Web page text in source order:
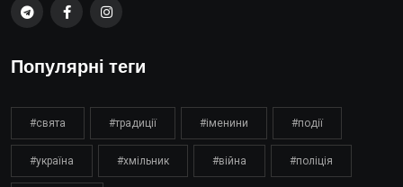
Популярні теги
#свята #традиції #іменини #події
#україна #хмільник #війна #поліція